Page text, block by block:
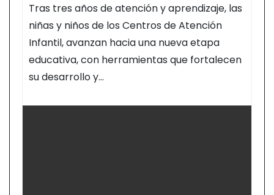
Tras tres años de atención y aprendizaje, las
niñas y niños de los Centros de Atención
Infantil, avanzan hacia una nueva etapa
educativa, con herramientas que fortalecen
su desarrollo y…